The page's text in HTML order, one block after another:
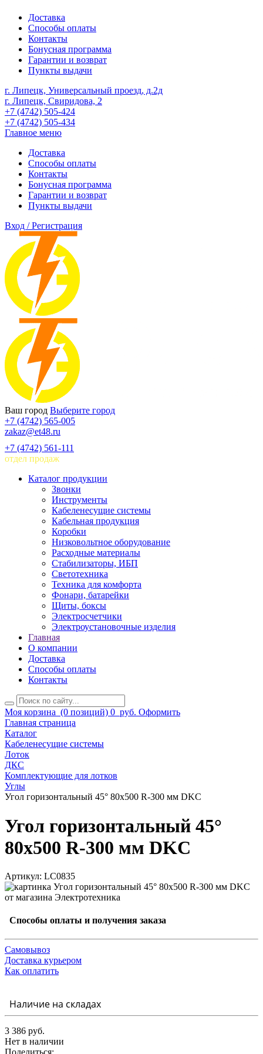
Доставка
Способы оплаты
Контакты
Бонусная программа
Гарантии и возврат
Пункты выдачи
г. Липецк, Универсальный проезд, д.2д
г. Липецк, Свиридова, 2
+7 (4742) 505-424
+7 (4742) 505-434
Главное меню
Доставка
Способы оплаты
Контакты
Бонусная программа
Гарантии и возврат
Пункты выдачи
Вход / Регистрация
Ваш город Выберите город
+7 (4742) 565-005
zakaz@et48.ru
+7 (4742) 561-111
отдел продаж
Каталог продукции
Звонки
Инструменты
Кабеленесущие системы
Кабельная продукция
Коробки
Низковольтное оборудование
Расходные материалы
Стабилизаторы, ИБП
Светотехника
Техника для комфорта
Фонари, батарейки
Щиты, боксы
Электросчетчики
Электроустановочные изделия
Главная
О компании
Доставка
Способы оплаты
Контакты
Моя корзина (0 позиций) 0 руб. Оформить
Главная страница
Каталог
Кабеленесущие системы
Лоток
ДКС
Комплектующие для лотков
Углы
Угол горизонтальный 45° 80x500 R-300 мм DKC
Угол горизонтальный 45°
80x500 R-300 мм DKC
Артикул: LC0835
Способы оплаты и получения заказа
Самовывоз
Доставка курьером
Как оплатить
Наличие на складах
3 386 руб.
Нет в наличии
Поделиться: